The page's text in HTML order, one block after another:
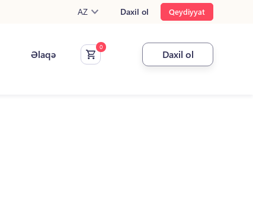
AZ Daxil ol Qeydiyyat
Əlaqə Daxil ol